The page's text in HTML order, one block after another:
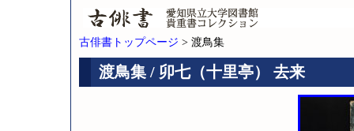
古俳書トップページ > 渡鳥集
渡鳥集 / 卯七（十里亭） 去来